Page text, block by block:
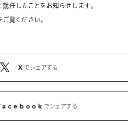
任したことをお知らせします。
ご覧ください。
X でシェアする
でシェアする